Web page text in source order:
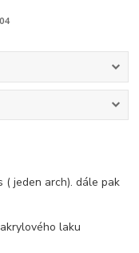
( jeden arch). dále pak
laku